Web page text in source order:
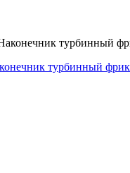
турбинный